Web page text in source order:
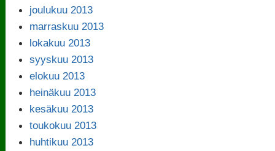
joulukuu 2013
marraskuu 2013
lokakuu 2013
syyskuu 2013
elokuu 2013
heinäkuu 2013
kesäkuu 2013
toukokuu 2013
huhtikuu 2013